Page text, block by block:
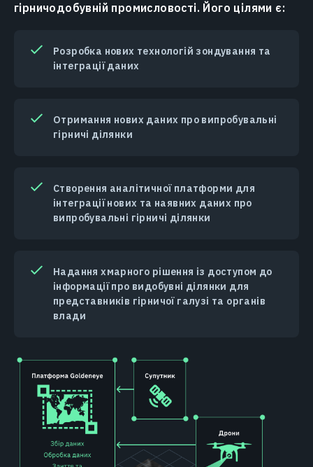
гірничодобувній промисловості. Його цілями є:
Розробка нових технологій зондування та
інтеграції даних
Отримання нових даних про випробувальні
гірничі ділянки
Створення аналітичної платформи для
інтеграції нових та наявних даних про
випробувальні гірничі ділянки
Надання хмарного рішення із доступом до
інформації про видобувні ділянки для
представників гірничої галузі та органів
влади